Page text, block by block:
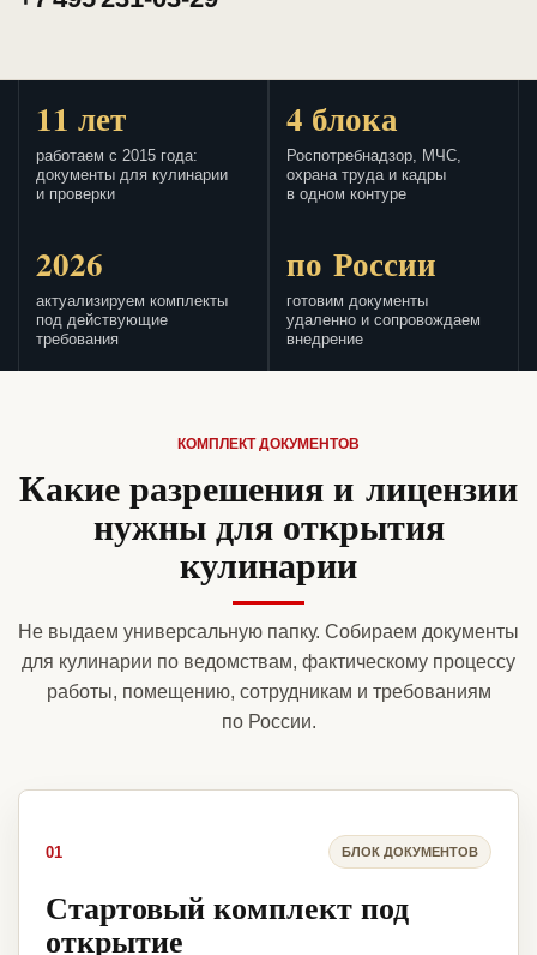
11 лет
работаем с 2015 года:
документы для кулинарии
и проверки
4 блока
Роспотребнадзор, МЧС,
охрана труда и кадры
в одном контуре
2026
актуализируем комплекты
под действующие
требования
по России
готовим документы
удаленно и сопровождаем
внедрение
КОМПЛЕКТ ДОКУМЕНТОВ
Какие разрешения и лицензии
нужны для открытия
кулинарии
Не выдаем универсальную папку. Собираем документы
для кулинарии по ведомствам, фактическому процессу
работы, помещению, сотрудникам и требованиям
по России.
01 БЛОК ДОКУМЕНТОВ
Стартовый комплект под
открытие